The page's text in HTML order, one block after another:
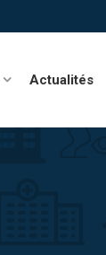
Actualités